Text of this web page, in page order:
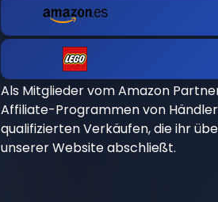
Als Mitglieder vom Amazon
Affiliate-Programmen von
qualifizierten Verkäufen, die ihr
unserer Website abschließt.